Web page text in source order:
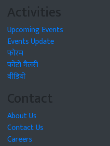
Activities
Upcoming Events
Events Update
फोरम
फोटो गैलरी
वीडियो
Contact
About Us
Contact Us
Careers